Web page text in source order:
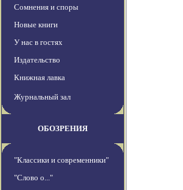
Сомнения и споры
Новые книги
У нас в гостях
Издательство
Книжная лавка
Журнальный зал
ОБОЗРЕНИЯ
"Классики и современники"
"Слово о..."